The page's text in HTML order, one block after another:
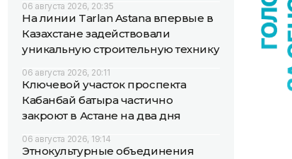
06 августа 2026, 20:35
На линии Tarlan Astana впервые в
Казахстане задействовали
уникальную строительную технику
06 августа 2026, 20:11
Ключевой участок проспекта
Кабанбай батыра частично
закроют в Астане на два дня
06 августа 2026, 19:14
Этнокультурные объединения